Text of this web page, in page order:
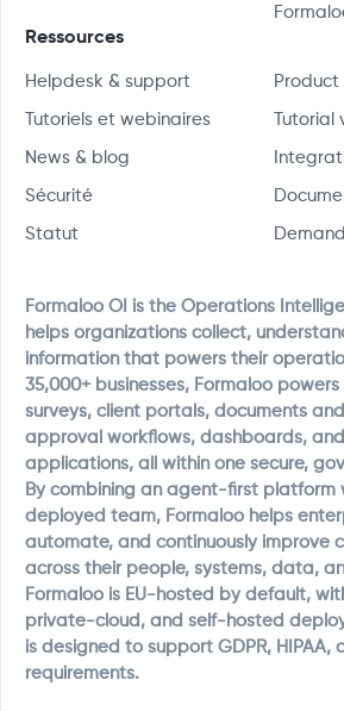
Ressources
Helpdesk & support
Tutoriels et webinaires Tutorial
News & blog
Sécurité
Statut
Formaloo OI is the Operations
helps organizations collect,
information that powers their
35,000+ businesses, Formaloo powers
surveys, client portals, documents
approval workflows, dashboards,
applications, all within one secure,
By combining an agent-first
deployed team, Formaloo helps
automate, and continuously improve
across their people, systems, data,
Formaloo is EU-hosted by default,
private-cloud, and self-hosted
is designed to support GDPR, HIPAA,
requirements.